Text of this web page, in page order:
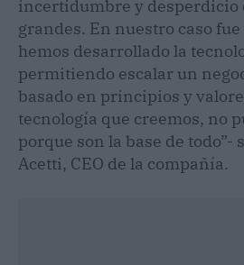
incertidumbre y desperdicio
grandes. En nuestro caso
hemos desarrollado la
permitiendo escalar un
basado en principios y
tecnología que creemos, no
porque son la base de todo”-
Acetti, CEO de la compañía.